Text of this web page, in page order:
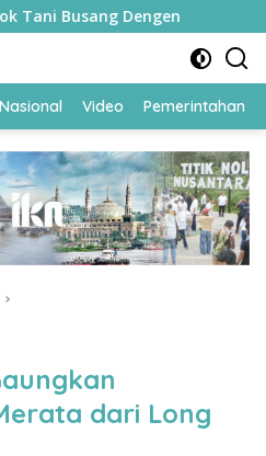
Dengen Sesmenko
Nasional Video Pemerintahan
dari Long